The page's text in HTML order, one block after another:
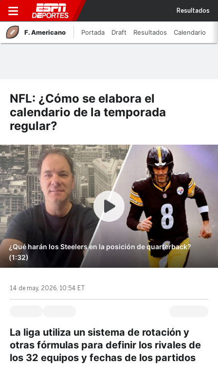
Resultados
F. Americano Portada Draft Resultados Calendario
NFL: ¿Cómo se elabora el
calendario de la temporada
regular?
¿Qué harán los Steelers en la posición de quarterback?
(1:32)
14 de may, 2026, 10:54 ET
La liga utiliza un sistema de rotación y
otras fórmulas para definir los rivales de
los 32 equipos y fechas de los partidos